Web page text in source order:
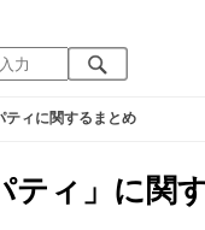
ティに関するまとめ
ティ」に関